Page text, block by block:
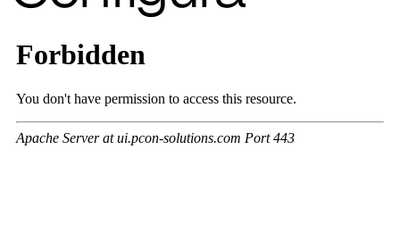
A 3NE
Skill/Secret (Cat. C - Polipiel)
C 41F